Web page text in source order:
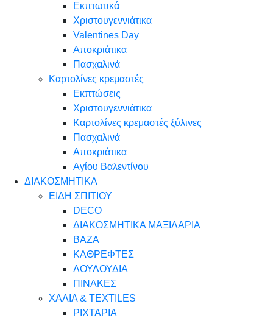
Εκπτωτικά
Χριστουγεννιάτικα
Valentines Day
Αποκριάτικα
Πασχαλινά
Καρτολίνες κρεμαστές
Εκπτώσεις
Χριστουγεννιάτικα
Καρτολίνες κρεμαστές ξύλινες
Πασχαλινά
Αποκριάτικα
Αγίου Βαλεντίνου
ΔΙΑΚΟΣΜΗΤΙΚΑ
ΕΙΔΗ ΣΠΙΤΙΟΥ
DECO
ΔΙΑΚΟΣΜΗΤΙΚΑ ΜΑΞΙΛΑΡΙΑ
ΒΑΖΑ
ΚΑΘΡΕΦΤΕΣ
ΛΟΥΛΟΥΔΙΑ
ΠΙΝΑΚΕΣ
ΧΑΛΙΑ & TEXTILES
ΡΙΧΤΑΡΙΑ